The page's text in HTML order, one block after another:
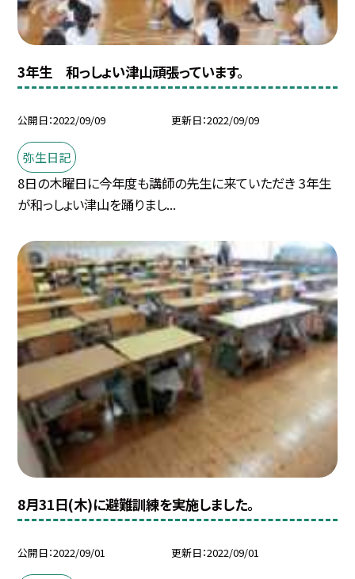
3年生 和っしょい津山頑張っています。
公開日 2022/09/09 更新日 2022/09/09
弥生日記
8日の木曜日に今年度も講師の先生に来ていただき 3年生
が和っしょい津山を踊りまし...
8月31日(木)に避難訓練を実施しました。
公開日 2022/09/01 更新日 2022/09/01